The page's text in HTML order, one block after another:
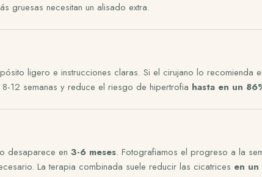
gruesas necesitan un alisado extra.
ligero e instrucciones claras. Si el cirujano lo recomienda
12 semanas y reduce el riesgo de hipertrofia hasta en un
desaparece en 3-6 meses. Fotografiamos el progreso a la
La terapia combinada suele reducir las cicatrices en